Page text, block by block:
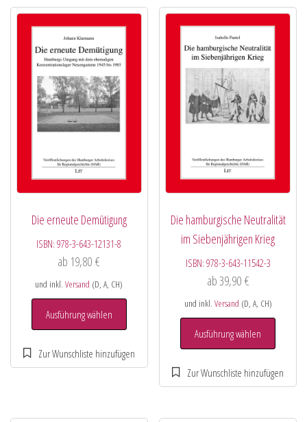
Die erneute Demütigung
ISBN:978-3-643-12131-8
ab 19,80€
und inkl.Versand (D, A, CH)
Ausführung wählen
Die hamburgische Neutralität
im Siebenjährigen Krieg
ISBN: 978-3-643-11542-3
ab39,90 €
und inkl. Versand (D, A, CH)
Ausführung wählen